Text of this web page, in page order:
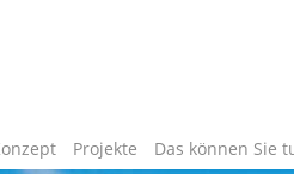
Projekte Das können Sie